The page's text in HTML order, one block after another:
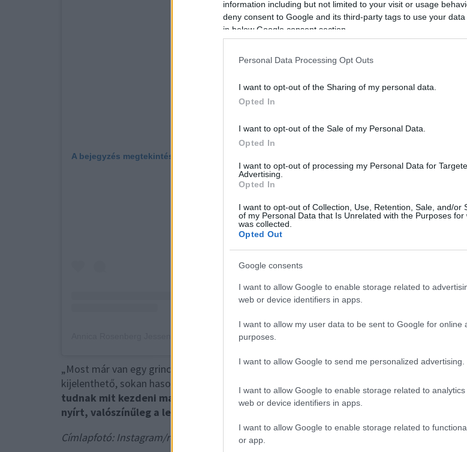
information including but not limited to your visit or usage
deny consent to Google and its third-party tags to use your
in below Google consent section.
Personal Data Processing Opt Outs
I want to opt-out of the Sharing of my personal data.
Opted In
I want to opt-out of the Sale of my Personal Data.
Opted In
I want to opt-out of processing my Personal Data for
Advertising.
Opted In
I want to opt-out of Collection, Use, Retention, Sale, and/or
of my Personal Data that Is Unrelated with the Purposes for
was collected.
Opted Out
Google consents
I want to allow Google to enable storage related to
web or device identifiers in apps.
I want to allow my user data to be sent to Google for online
purposes.
I want to allow Google to send me personalized advertising.
I want to allow Google to enable storage related to
web or device identifiers in apps.
I want to allow Google to enable storage related to
or app.
A bejegyzés megtekintése az Instagramon
„Most már van egy grincs retrievered” - írta az egyik szórakozott kommentelő a videó
kijelenthető, sokan hasonló humorral reagálnak a látottakra.
tudnak mit kezdeni magukkal, és imádnak hemperegni a fűben, különösen, ha az
nyírt, valószínűleg a legtöbb kutyatulajdonos számára nem újdonság.
Címlapfotó: Instagram/rosenberg_annica